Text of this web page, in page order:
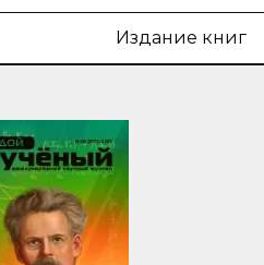
Издание книг